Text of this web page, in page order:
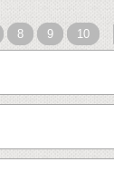
8 9 10